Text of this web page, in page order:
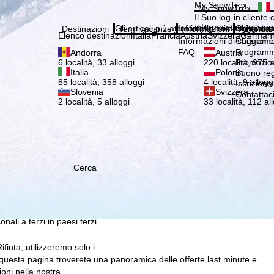
noi, TravelTrex
utilizzando le
consigli sui singoli
a terzi in paesi terzi
, utilizzeremo solo i
nella nostra
Iscrizione
My SnowTrex
My SnowTrex
Il Suo log-in cliente
informazioni sui
Si
Destinazioni
Elenco destinazioniItaliaFranciaAustriaSvizzera
Andorra
6 località, 33 alloggi
Austria
220 località, 975
Italia
85 località, 358 alloggi
Polonia
4 località, 9
Slovenia
2 località, 5 alloggi
Svizzera
33 località, 112
Temi vacanze
Gli articoli più attuali della nostra rivista
Informazioni
Informazioni di
Informazioni di
FAQ
Azienda
Chi siamo
Chi siamo
Buono
Contattaci
Cerca
pagina troverete una panoramica delle offerte last minute e